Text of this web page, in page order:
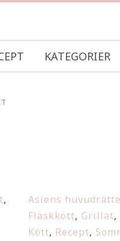
KATEGORIER
,
Asiens
Fläskkött, Grillat,
Kött, Recept,